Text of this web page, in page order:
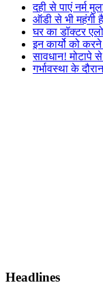
दही से पाएं नर्म
ऑडी से भी महंगी
घर का डॉक्टर
इन कार्यो को
सावधान! मोटापे
गर्भावस्था के
Headlines